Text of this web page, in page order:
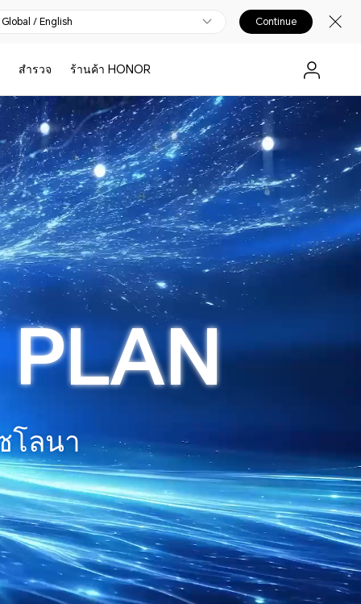
Global / English Continue
สํารวจ ร้านค้า HONOR
โลนา